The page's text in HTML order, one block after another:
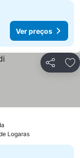
Ver preços
Partilhar
Logaras